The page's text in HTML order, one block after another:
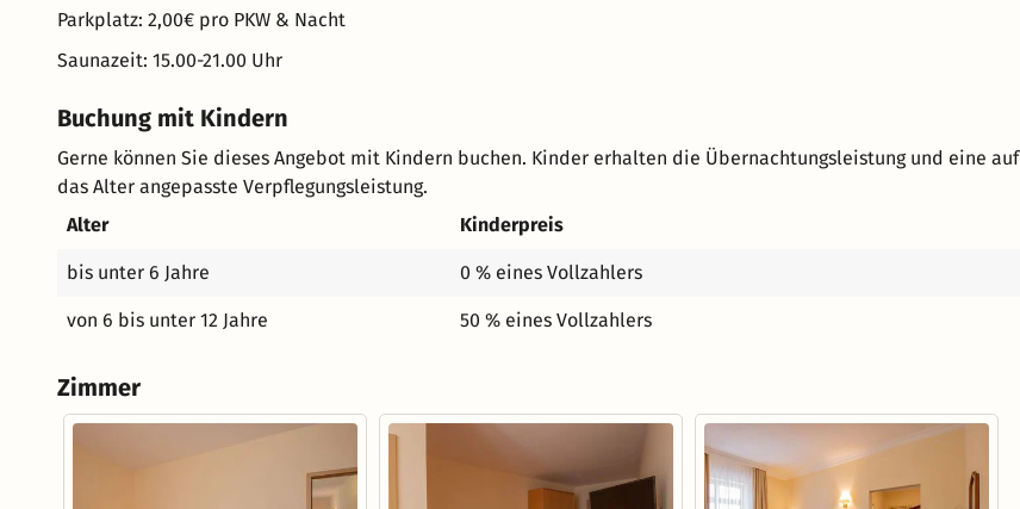
Parkplatz: 2,00€ pro PKW & Nacht
Saunazeit: 15.00-21.00 Uhr
Buchung mit Kindern
Gerne können Sie dieses Angebot mit Kindern buchen. Kinder erhalten die Übernachtungsleistung und eine auf
das Alter angepasste Verpflegungsleistung.
Alter
Kinderpreis
bis unter 6 Jahre 0 % eines Vollzahlers
von 6 bis unter 12 Jahre 50 % eines Vollzahlers
Zimmer